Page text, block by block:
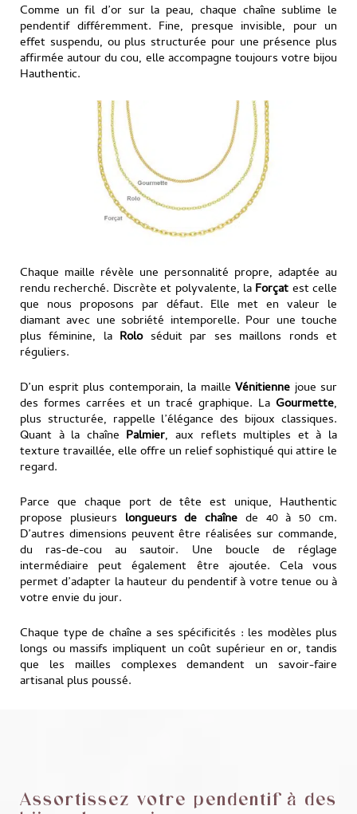
Comme un fil d’or sur la peau, chaque chaîne sublime le
pendentif différemment. Fine, presque invisible, pour un
effet suspendu, ou plus structurée pour une présence plus
affirmée autour du cou, elle accompagne toujours votre bijou
Hauthentic.
Chaque maille révèle une personnalité propre, adaptée au
rendu recherché. Discrète et polyvalente, la Forçat est celle
que nous proposons par défaut. Elle met en valeur le
diamant avec une sobriété intemporelle. Pour une touche
plus féminine, la Roloséduit par ses maillons ronds et
réguliers.
D’un esprit plus contemporain, la maille Vénitienne joue sur
des formes carrées et un tracé graphique. La Gourmette,
plus structurée, rappelle l’élégance des bijoux classiques.
Quant à la chaîne Palmier, aux reflets multiples et à la
texture travaillée, elle offre un relief sophistiqué qui attire le
regard.
Parce que chaque port de tête est unique, Hauthentic
propose plusieurs longueurs de chaîne de 40 à 50 cm.
D’autres dimensions peuvent être réalisées sur commande,
du ras-de-cou au sautoir. Une boucle de réglage
intermédiaire peut également être ajoutée. Cela vous
permet d’adapter la hauteur du pendentif à votre tenue ou à
votre envie du jour.
Chaque type de chaîne a ses spécificités : les modèles plus
longs ou massifs impliquent un coût supérieur en or, tandis
que les mailles complexes demandent un savoir-faire
artisanal plus poussé.
Assortissez votre pendentif à des